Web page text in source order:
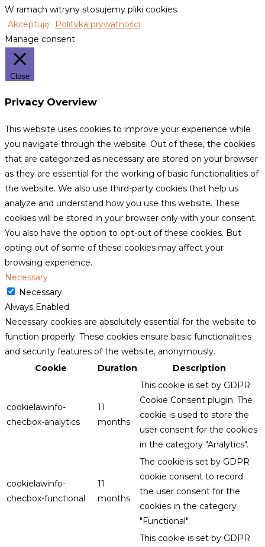
W ramach witryny stosujemy pliki cookies.
Akceptuję
Polityka prywatności
Manage consent
Close
Privacy Overview
This website uses cookies to improve your experience while
you navigate through the website. Out of these, the cookies
that are categorized as necessary are stored on your browser
as they are essential for the working of basic functionalities of
the website. We also use third-party cookies that help us
analyze and understand how you use this website. These
cookies will be stored in your browser only with your consent.
You also have the option to opt-out of these cookies. But
opting out of some of these cookies may affect your
browsing experience.
Necessary
Necessary
Always Enabled
Necessary cookies are absolutely essential for the website to
function properly. These cookies ensure basic functionalities
and security features of the website, anonymously.
Cookie
Duration Description
cookielawinfo-
checbox-analytics
11
months
This cookie is set by GDPR
Cookie Consent plugin. The
cookie is used to store the
user consent for the cookies
in the category "Analytics".
cookielawinfo-
checbox-functional
11
months
The cookie is set by GDPR
cookie consent to record
the user consent for the
cookies in the category
"Functional".
This cookie is set by GDPR